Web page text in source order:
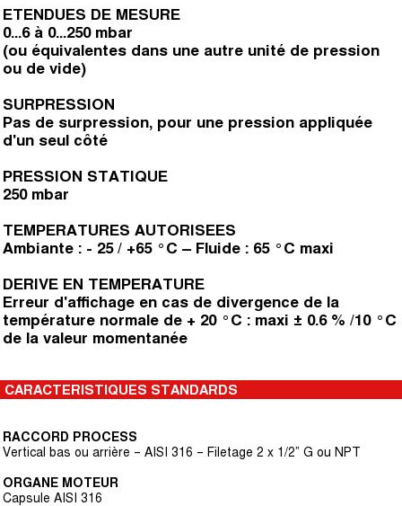
ETENDUES DE MESURE
0...6 à 0...250 mbar
(ou équivalentes dans une autre unité de pression
ou de vide)
SURPRESSION
Pas de surpression, pour une pression appliquée
d'un seul côté
PRESSION STATIQUE
250 mbar
TEMPERATURES AUTORISEES
Ambiante : - 25 / +65 °C – Fluide : 65 °C maxi
DERIVE EN TEMPERATURE
Erreur d'affichage en cas de divergence de la
température normale de + 20 °C : maxi ± 0.6 % /10 °C
de la valeur momentanée
CARACTERISTIQUES STANDARDS
RACCORD PROCESS
Vertical bas ou arrière – AISI 316 – Filetage 2 x 1/2” G ou NPT
ORGANE MOTEUR
Capsule AISI 316